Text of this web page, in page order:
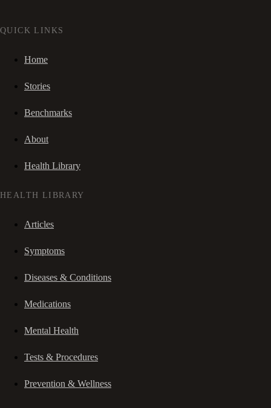
QUICK LINKS
Home
Stories
Benchmarks
About
Health Library
HEALTH LIBRARY
Articles
Symptoms
Diseases & Conditions
Medications
Mental Health
Tests & Procedures
Prevention & Wellness